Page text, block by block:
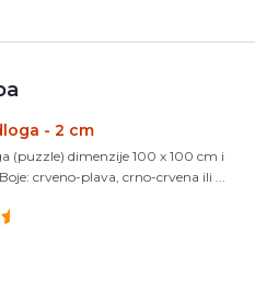
- 2 cm
(puzzle) dimenzije 100 x 100 cm i
crveno-plava, crno-crvena ili ...